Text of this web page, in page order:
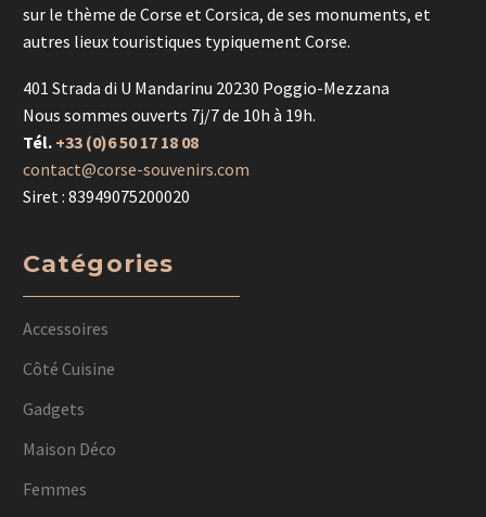
sur le thème de Corse et Corsica, de ses monuments, et
autres lieux touristiques typiquement Corse.
401 Strada di U Mandarinu 20230 Poggio-Mezzana
Nous sommes ouverts 7j/7 de 10h à 19h.
Tél. +33 (0)6 50 17 18 08
contact@corse-souvenirs.com
Siret : 83949075200020
Catégories
Accessoires
Côté Cuisine
Gadgets
Maison Déco
Femmes